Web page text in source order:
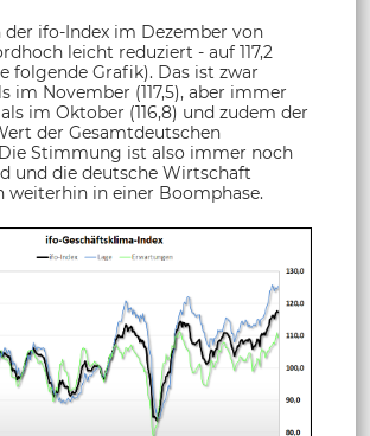
der ifo-Index im Dezember von
leicht reduziert - auf 117,2
folgende Grafik). Das ist zwar
im November (117,5), aber immer
im Oktober (116,8) und zudem der
der Gesamtdeutschen
Stimmung ist also immer noch
und die deutsche Wirtschaft
weiterhin in einer Boomphase.